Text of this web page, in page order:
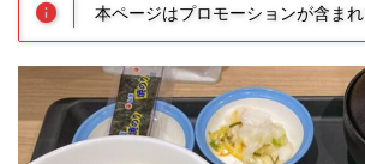
本ページはプロモーションが含まれ